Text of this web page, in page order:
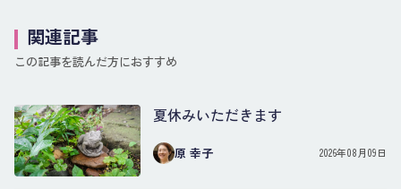
関連記事
この記事を読んだ方におすすめ
夏休みいただきます
原 幸子 2026年08月09日